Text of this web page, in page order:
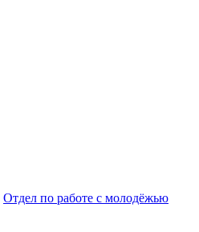
Отдел по работе с молодёжью